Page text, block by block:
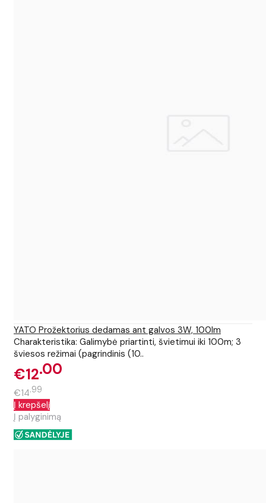
YATO Prožektorius dedamas ant galvos 3W, 100lm
Charakteristika: Galimybė priartinti, švietimui iki 100m; 3
šviesos režimai (pagrindinis (10..
€12 00
€14 99
Į krepšelį
Į palyginimą